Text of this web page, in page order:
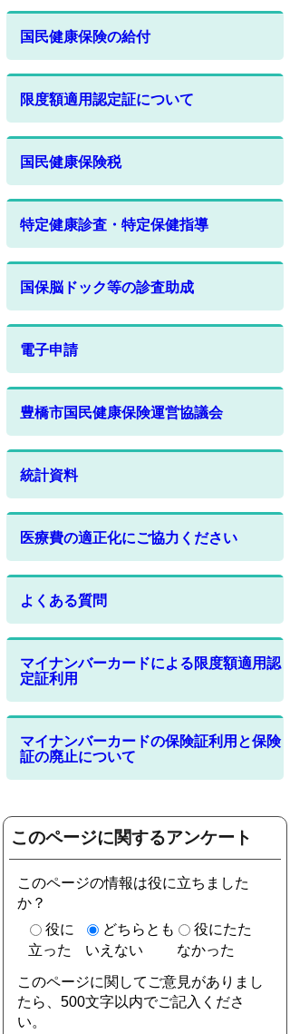
国民健康保険の給付
限度額適用認定証について
国民健康保険税
特定健康診査・特定保健指導
国保脳ドック等の診査助成
電子申請
豊橋市国民健康保険運営協議会
統計資料
医療費の適正化にご協力ください
よくある質問
マイナンバーカードによる限度額適用認
定証利用
マイナンバーカードの保険証利用と保険
証の廃止について
このページに関するアンケート
このページの情報は役に立ちました
か？
役に
立った
どちらとも
いえない
役にたた
なかった
このページに関してご意見がありまし
たら、500文字以内でご記入くださ
い。